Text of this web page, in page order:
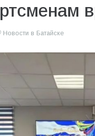
Новости в Батайске